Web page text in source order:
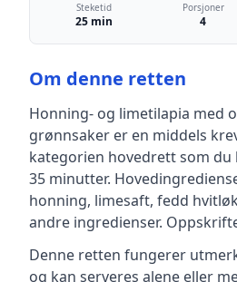
Steketid
25 min
Porsjoner
4
Om denne retten
Honning- og limetilapia med
grønnsaker er en middels
kategorien hovedrettsom du
35 minutter.
honning, limesaft, fedd
andre ingredienser.
Denne retten fungerer
og kan serveres alene eller